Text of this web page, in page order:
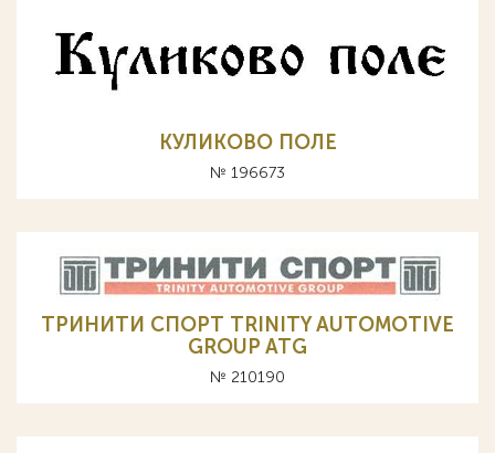
КУЛИКОВО ПОЛЕ
№ 196673
ТРИНИТИ СПОРТ TRINITY AUTOMOTIVE
GROUP ATG
№ 210190